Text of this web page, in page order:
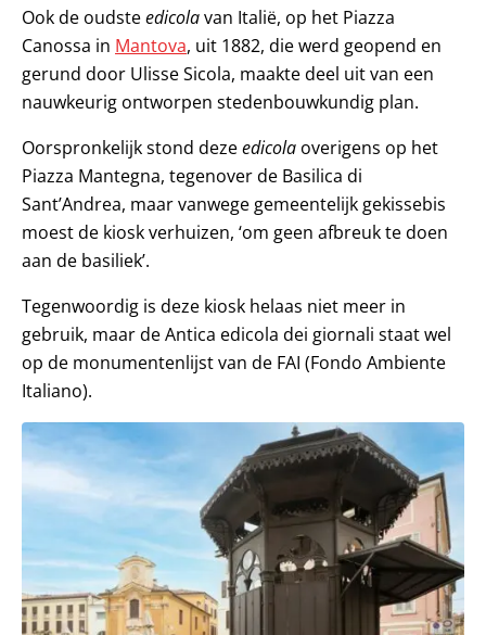
Ook de oudsteedicolavan Italië, op het Piazza
Canossa in Mantova, uit 1882, die werd geopend en
gerund door Ulisse Sicola, maakte deel uit van een
nauwkeurig ontworpen stedenbouwkundig plan.
Oorspronkelijk stond dezeedicola overigens op het
Piazza Mantegna, tegenover de Basilica di
Sant’Andrea, maar vanwege gemeentelijk gekissebis
moest de kiosk verhuizen, ‘om geen afbreuk te doen
aan de basiliek’.
Tegenwoordig is deze kiosk helaas niet meer in
gebruik, maar de Antica edicola dei giornali staat wel
op de monumentenlijst van de FAI (Fondo Ambiente
Italiano).